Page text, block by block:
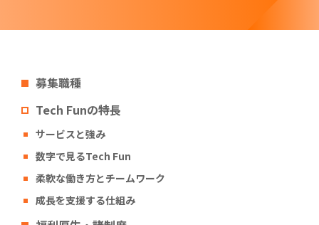
募集職種
Tech Funの特長
サービスと強み
数字で見るTech Fun
柔軟な働き方とチームワーク
成長を支援する仕組み